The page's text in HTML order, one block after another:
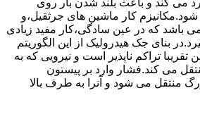
شود.مکانیزم کار ماشین های جرثقیل،و
باشد که در عین سادگی،کار مفید زیادی
بنای جک هیدرولیک از این الگوریتم
تراکم ناپذیر است و نیرویی که به
می کند.فشار وارد بر پیستون
منتقل می شود و آنرا به طرف بالا